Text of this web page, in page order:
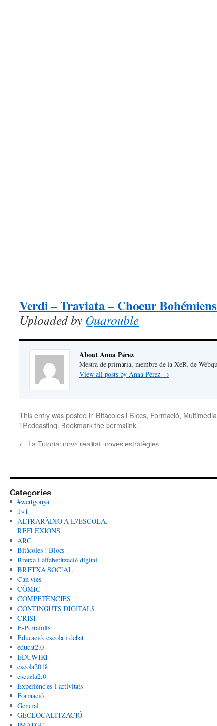
Verdi – Traviata – Choeur Bohémiens
Uploaded by Quarouble
About Anna Pérez
Mestra de primària, membre de la XeR, de
View all posts by Anna Pérez →
This entry was posted in Bitàcoles i Blocs, Formació,
i Podcasting. Bookmark thepermalink.
← La Tutoria: nova realitat, noves estratègies
Categories
#wertgonya
1×1
ALTRARÀDIO A L\'ESCOLA.
REFLEXIONS
ARC
Bitàcoles i Blocs
Bretxa i alfabetització digital
BRETXA SOCIAL
Can vies
CÒMIC
COMPETÈNCIES
CONTINGUTS DIGITALS
CRISI
E-Portafolis
Educació, escola i debat
educat2.0
EDUWIKI
escola2018
escuela2.0
Experiències i activitats
Formació
General
GEOLOCALITZACIÓ